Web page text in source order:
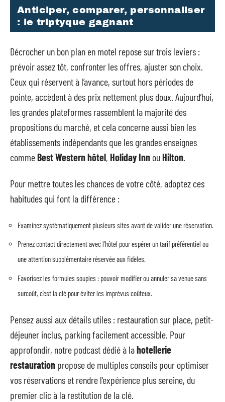
Anticiper, comparer, personnaliser
: le triptyque gagnant
Décrocher un bon plan en motel repose sur trois leviers :
prévoir assez tôt, confronter les offres, ajuster son choix.
Ceux qui réservent à l’avance, surtout hors périodes de
pointe, accèdent à des prix nettement plus doux. Aujourd’hui,
les grandes plateformes rassemblent la majorité des
propositions du marché, et cela concerne aussi bien les
établissements indépendants que les grandes enseignes
commeBest Western hôtel, Holiday Inn ouHilton
Pour mettre toutes les chances de votre côté, adoptez ces
habitudes qui font la différence :
Examinez systématiquement plusieurs sites avant de valider une réservation.
Prenez contact directement avec l’hôtel pour espérer un tarif préférentiel ou
une attention supplémentaire réservée aux fidèles.
Favorisez les formules souples : pouvoir modifier ou annuler sa venue sans
surcoût, c’est la clé pour éviter les imprévus coûteux.
Pensez aussi aux détails utiles : restauration sur place, petit-
déjeuner inclus, parking facilement accessible. Pour
approfondir, notre podcast dédié à lahotellerie
restauration propose de multiples conseils pour optimiser
vos réservations et rendre l’expérience plus sereine, du
premier clic à la restitution de la clé.